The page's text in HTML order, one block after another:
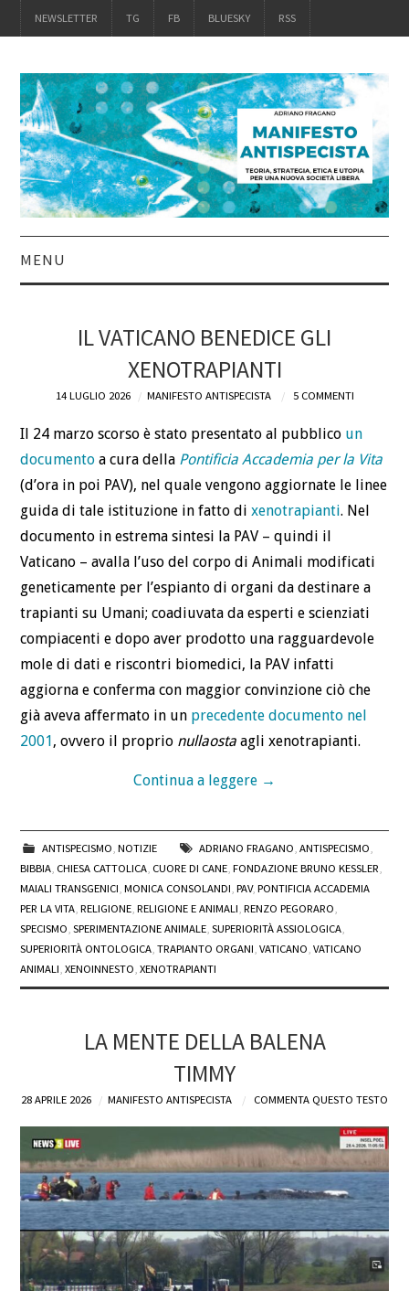
NEWSLETTER TG FB BLUESKY RSS
MENU
IL LIBRO
ACQUISTALO
DEFINIZIONI
CHI
BLOG
CONTATTI
IL VATICANO BENEDICE GLI
XENOTRAPIANTI
14 LUGLIO 2026 MANIFESTO ANTISPECISTA 5 COMMENTI
Il 24 marzo scorso è stato presentato al pubblico un
documento a cura della Pontificia Accademia per la Vita
(d’ora in poi PAV), nel quale vengono aggiornate le linee
guida di tale istituzione in fatto dixenotrapianti. Nel
documento in estrema sintesi la PAV – quindi il
Vaticano – avalla l’uso del corpo di Animali modificati
geneticamente per l’espianto di organi da destinare a
trapianti su Umani; coadiuvata da esperti e scienziati
compiacenti e dopo aver prodotto una ragguardevole
mole di dati e riscontri biomedici, la PAV infatti
aggiorna e conferma con maggior convinzione ciò che
già aveva affermato in un precedente documento nel
2001 , ovvero il proprio nullaosta agli xenotrapianti.
Continua a leggere →
ANTISPECISMO, NOTIZIE ADRIANO FRAGANO, ANTISPECISMO,
BIBBIA, CHIESA CATTOLICA, CUORE DI CANE,FONDAZIONE BRUNO KESSLER,
MAIALI TRANSGENICI,MONICA CONSOLANDI,PAV,PONTIFICIA ACCADEMIA
PER LA VITA,RELIGIONE,RELIGIONE E ANIMALI,RENZO PEGORARO,
SPECISMO,SPERIMENTAZIONE ANIMALE,SUPERIORITÀ ASSIOLOGICA,
SUPERIORITÀ ONTOLOGICA,TRAPIANTO ORGANI,VATICANO,VATICANO
ANIMALI,XENOINNESTO,XENOTRAPIANTI
LA MENTE DELLA BALENA
TIMMY
28 APRILE 2026 MANIFESTO ANTISPECISTA COMMENTA QUESTO TESTO